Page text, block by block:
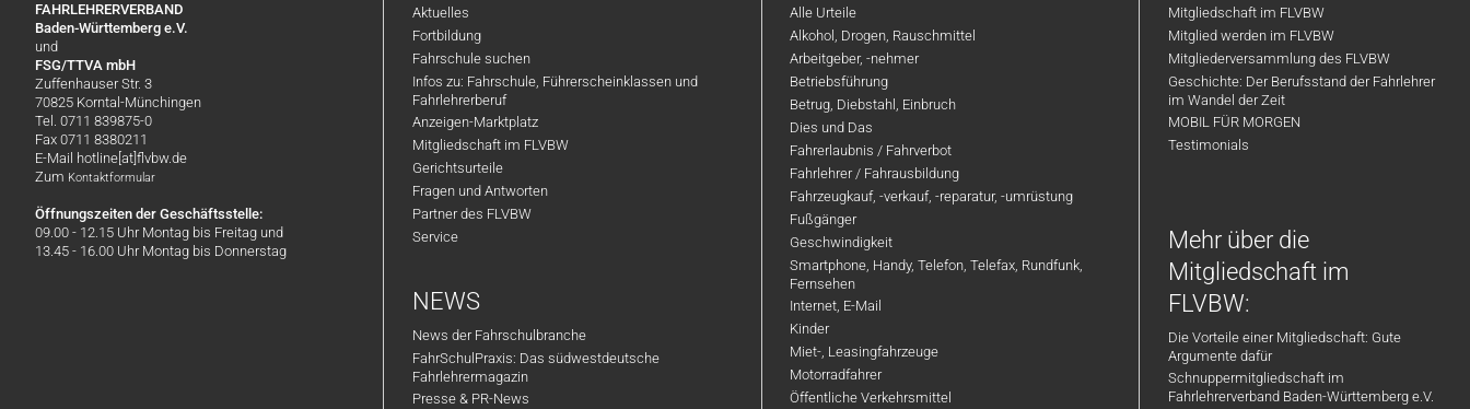
FAHRLEHRERVERBAND
Baden-Württemberg e.V.
und
FSG/TTVA mbH
Zuffenhauser Str. 3
70825 Korntal-Münchingen
Tel. 0711 839875-0
Fax 0711 8380211
E-Mail hotline[at]flvbw.de
Zum Kontaktformular
Öffnungszeiten der Geschäftsstelle:
09.00 - 12.15 Uhr Montag bis Freitag und
13.45 - 16.00 Uhr Montag bis Donnerstag
Aktuelles
Fortbildung
Fahrschule suchen
Infos zu: Fahrschule, Führerscheinklassen und
Fahrlehrerberuf
Anzeigen-Marktplatz
Mitgliedschaft im FLVBW
Gerichtsurteile
Fragen und Antworten
Partner des FLVBW
Service
NEWS
News der Fahrschulbranche
FahrSchulPraxis: Das südwestdeutsche
Fahrlehrermagazin
Presse & PR-News
Alle Urteile
Alkohol, Drogen, Rauschmittel
Arbeitgeber, -nehmer
Betriebsführung
Betrug, Diebstahl, Einbruch
Dies und Das
Fahrerlaubnis / Fahrverbot
Fahrlehrer / Fahrausbildung
Fahrzeugkauf, -verkauf, -reparatur, -umrüstung
Fußgänger
Geschwindigkeit
Smartphone, Handy, Telefon, Telefax, Rundfunk,
Fernsehen
Internet, E-Mail
Kinder
Miet-, Leasingfahrzeuge
Motorradfahrer
Öffentliche Verkehrsmittel
Mitgliedschaft im FLVBW
Mitglied werden im FLVBW
Mitgliederversammlung des FLVBW
Geschichte: Der Berufsstand der Fahrlehrer
im Wandel der Zeit
MOBIL FÜR MORGEN
Testimonials
Mehr über die
Mitgliedschaft im
FLVBW:
Die Vorteile einer Mitgliedschaft: Gute
Argumente dafür
Schnuppermitgliedschaft im
Fahrlehrerverband Baden-Württemberg e.V.